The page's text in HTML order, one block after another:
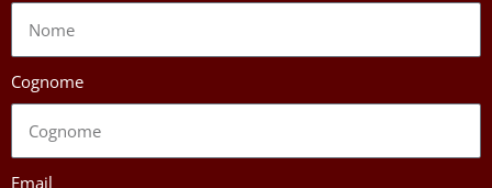
Cognome
Email